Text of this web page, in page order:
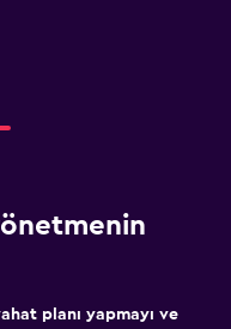
planı yapmayı ve